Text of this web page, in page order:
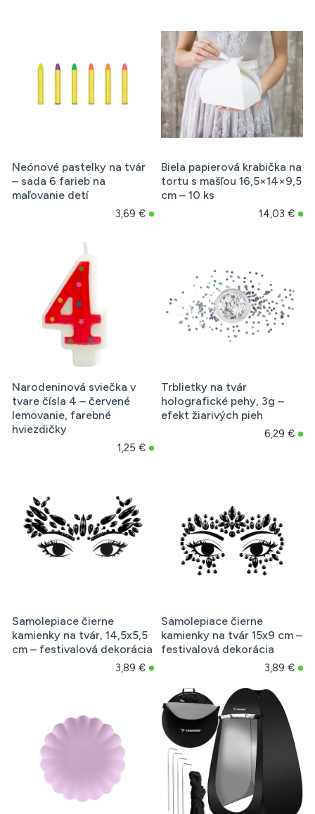
Neónové pastelky na tvár
– sada 6 farieb na
maľovanie detí
3,69 €
Biela papierová krabička na
tortu s mašľou 16,5×14×9,5
cm – 10 ks
14,03 €
Narodeninová sviečka v
tvare čísla 4 – červené
lemovanie, farebné
hviezdičky
1,25 €
Trblietky na tvár
holografické pehy, 3g –
efekt žiarivých pieh
6,29 €
Samolepiace čierne
kamienky na tvár, 14,5x5,5
cm – festivalová dekorácia
3,89 €
Samolepiace čierne
kamienky na tvár 15x9 cm –
festivalová dekorácia
3,89 €